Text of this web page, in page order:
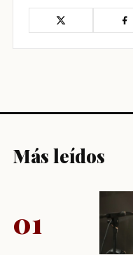
Más leídos
01